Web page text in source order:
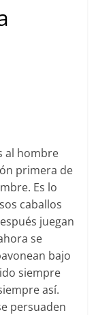
al hombre
primera de
Es lo
caballos
juegan
se
bajo
siempre
así.
persuaden